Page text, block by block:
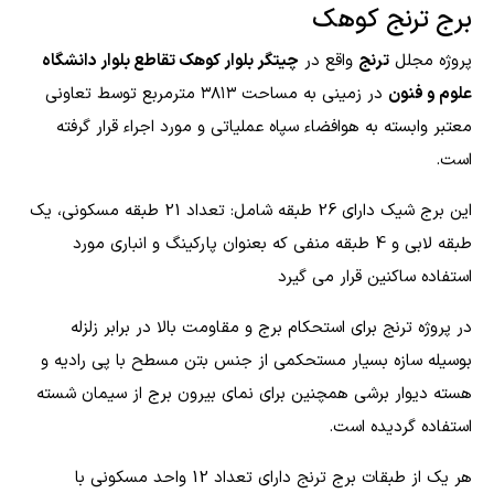
برج ترنج کوهک
پروژه مجلل ترنج واقع در چیتگر بلوار کوهک تقاطع بلوار دانشگاه
علوم و فنون
در زمینی به مساحت ۳۸۱۳ مترمربع توسط تعاونی
معتبر وابسته به هوافضاء سپاه عملیاتی و مورد اجراء قرار گرفته
است.
این برج شیک دارای 26 طبقه شامل: تعداد 21 طبقه مسکونی، یک
طبقه لابی و 4 طبقه منفی که بعنوان پارکینگ و انباری مورد
استفاده ساکنین قرار می گیرد
در پروژه ترنج برای استحکام برج و مقاومت بالا در برابر زلزله
بوسیله سازه بسیار مستحکمی از جنس بتن مسطح با پی رادیه و
هسته دیوار برشی همچنین برای نمای بیرون برج از سیمان شسته
استفاده گردیده است.
هر یک از طبقات برج ترنج دارای تعداد 12 واحد مسکونی با